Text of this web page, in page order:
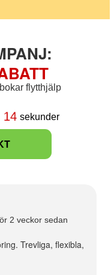
flytthjälp
13 sekunder
2 veckor sedan
Trevliga, flexibla,